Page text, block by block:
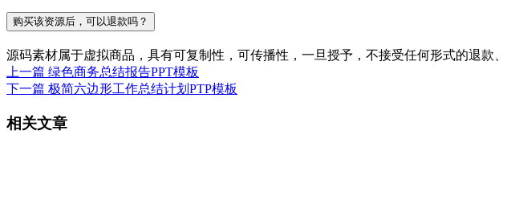
购买该资源后，可以退款吗？
源码素材属于虚拟商品，具有可复制性，可传播性，一旦授予，不接受任何形式的退款
上一篇 绿色商务总结报告PPT模板
下一篇 极简六边形工作总结计划PTP模板
相关文章